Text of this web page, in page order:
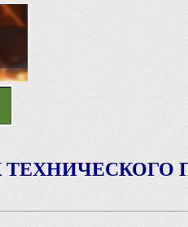
ТЕХНИЧЕСКОГО